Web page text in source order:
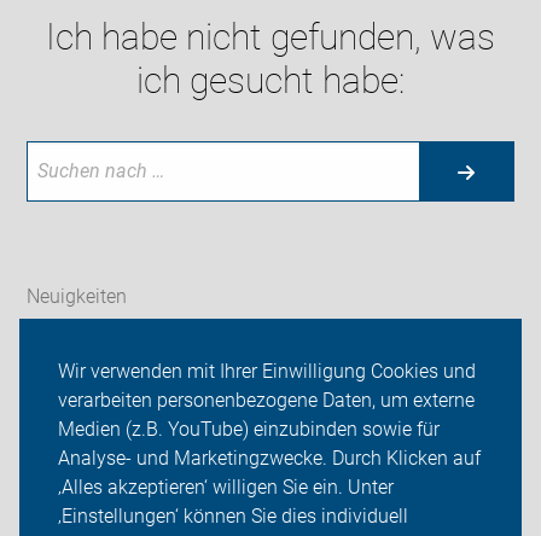
Wir verwenden mit Ihrer Einwilligung Cookies und
verarbeiten personenbezogene Daten, um externe
Medien (z.B. YouTube) einzubinden sowie für
Analyse- und Marketingzwecke. Durch Klicken auf
‚Alles akzeptieren‘ willigen Sie ein. Unter
‚Einstellungen‘ können Sie dies individuell
Ich habe nicht gefunden, was
ich gesucht habe:
Neuigkeiten
Schönbuchlichtung
Sei dabei
Presse